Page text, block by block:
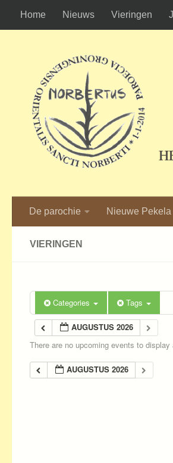
Ga naar de inhoud
Home Nieuws Vieringen
De parochie Nieuwe Pekela
VIERINGEN
Categories Tags
AUGUSTUS 2026
There are no upcoming events to
AUGUSTUS 2026